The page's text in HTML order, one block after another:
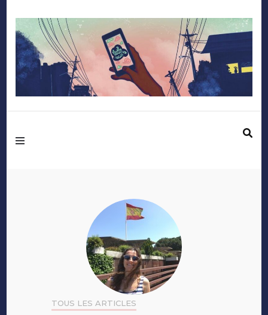
Mediafactory – Le
SciencesCom
TOUS LES ARTICLES